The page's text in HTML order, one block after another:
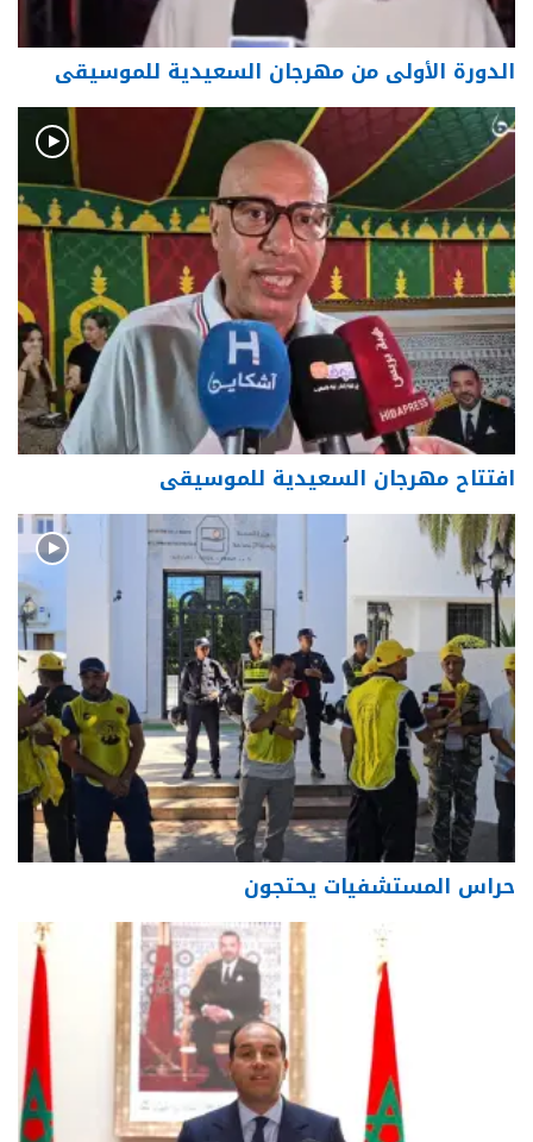
الدورة الأولى من مهرجان السعيدية للموسيقى
افتتاح مهرجان السعيدية للموسيقى
حراس المستشفيات يحتجون